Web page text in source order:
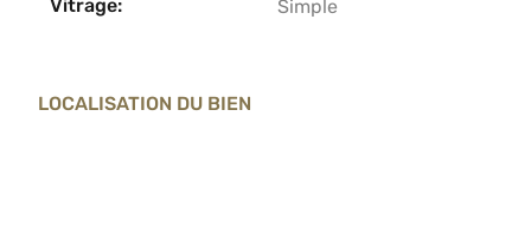
Vitrage: Simple
LOCALISATION DU BIEN